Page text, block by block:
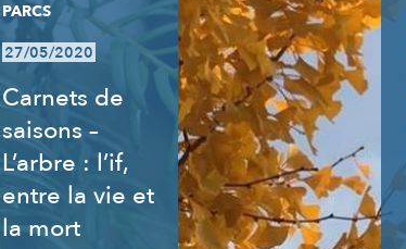
PARCS
27/05/2020
Carnets de
saisons –
L’arbre : l’if,
entre la vie et
la mort